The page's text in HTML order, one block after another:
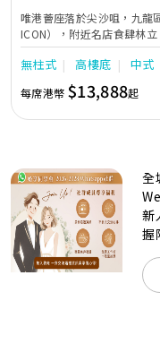
唯港薈座落於尖沙咀，九龍
ICON），附近名店食肆林
中的活力個性，成為一眾準
隊由策劃統籌至所有婚宴每
讓您留下獨特的醉人回憶
廳，配置了全套先進的視聽
現代時尚感的水晶玻璃燈，
準新人的個性及預算﹔保證
賓客永誌難忘！
無柱式 高樓底 中式
每席港幣 $13,888起
全
新
握